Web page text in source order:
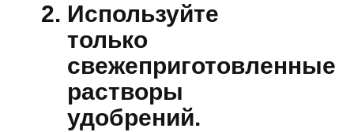
Используйте
только
свежеприготовленные
растворы
удобрений.